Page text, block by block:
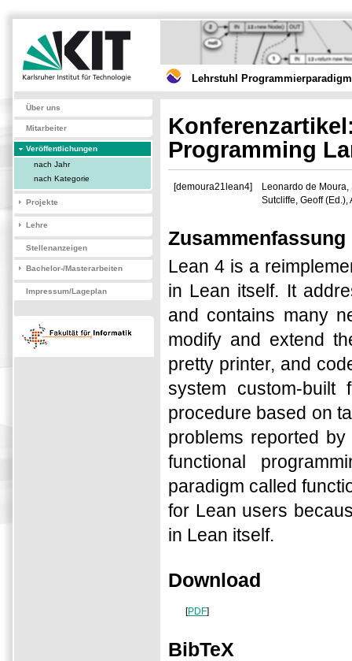
Lehrstuhl
Über uns
Mitarbeiter
Veröffentlichungen
nach Jahr
nach Kategorie
Projekte
Lehre
Stellenanzeigen
Bachelor-/Masterarbeiten
Impressum/Lageplan
Programming
[demoura21lean4]
Leonardo de
Sutcliffe, Geoff
Zusammenfassung
Lean 4 is a
in Lean itself. It
and contains many
modify and extend
pretty printer, and
system custom-
procedure based on
problems reported
functional
paradigm called
for Lean users
in Lean itself.
Download
[PDF]
BibTeX